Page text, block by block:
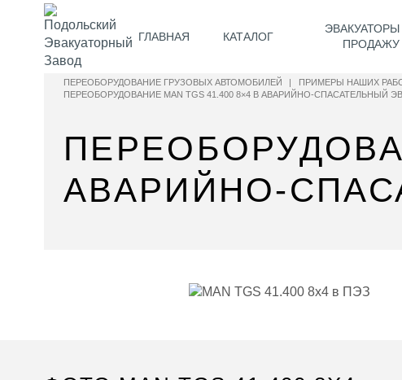
ГЛАВНАЯ КАТАЛОГ
ЭВАКУАТОРЫ
ПРОДАЖУ
ПЕРЕОБОРУДОВАНИЕ ГРУЗОВЫХ АВТОМОБИЛЕЙ | ПРИМЕРЫ НАШИХ
ПЕРЕОБОРУДОВАНИЕ MAN TGS 41.400 8×4 В АВАРИЙНО-СПАСАТЕЛЬНЫЙ
АВАРИЙНО-